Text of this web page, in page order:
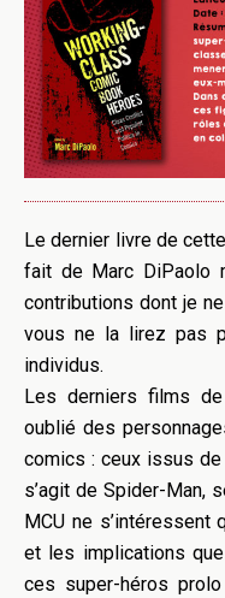
Le dernier livre de
fait de Marc DiPaolo
contributions dont je
vous ne la lirez pas
individus.
Les derniers films de
oublié des
comics : ceux issus
s’agit de Spider-Man,
MCU ne
et les implications
ces super-héros